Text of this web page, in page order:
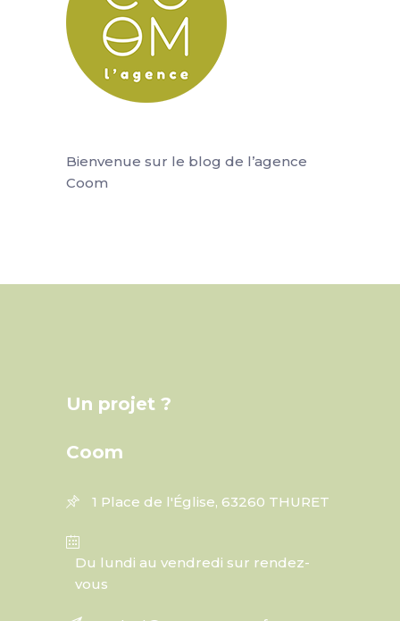
Bienvenue sur le blog de l’agence
Coom
Un projet ?
Coom
1 Place de l'Église, 63260 THURET
Du lundi au vendredi sur rendez-
vous